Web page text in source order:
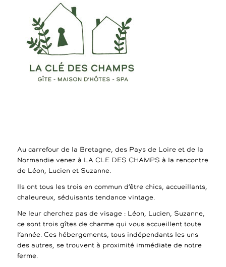
Au carrefour de la Bretagne, des Pays de Loire et de la
Normandie venez à LA CLE DES CHAMPS à la rencontre
de Léon, Lucien et Suzanne.
Ils ont tous les trois en commun d’être chics, accueillants,
chaleureux, séduisants tendance vintage.
Ne leur cherchez pas de visage : Léon, Lucien, Suzanne,
ce sont trois gîtes de charme qui vous accueillent toute
l’année. Ces hébergements, tous indépendants les uns
des autres, se trouvent à proximité immédiate de notre
ferme.